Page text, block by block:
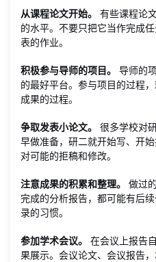
从课程论文开始。
有些课程论
的水平。不要只把它当作完成
表的作业。
积极参与导师的项目。
导师的
的最好平台。参与项目的过程
成果的过程。
争取发表小论文。
很多学校对
早做准备，研二就开始写、开
对可能的拒稿和修改。
注意成果的积累和整理。
做过
完成的分析报告，都可能有后
录的习惯。
参加学术会议。
在会议上报告
果展示。会议论文、会议报告，